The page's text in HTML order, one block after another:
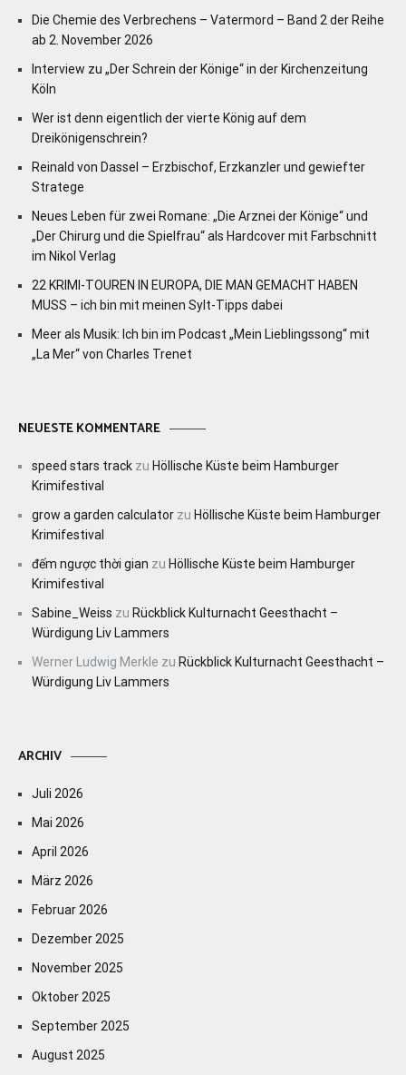
Die Chemie des Verbrechens – Vatermord – Band 2 der Reihe
ab 2. November 2026
Interview zu „Der Schrein der Könige“ in der Kirchenzeitung
Köln
Wer ist denn eigentlich der vierte König auf dem
Dreikönigenschrein?
Reinald von Dassel – Erzbischof, Erzkanzler und gewiefter
Stratege
Neues Leben für zwei Romane: „Die Arznei der Könige“ und
„Der Chirurg und die Spielfrau“ als Hardcover mit Farbschnitt
im Nikol Verlag
22 KRIMI-TOUREN IN EUROPA, DIE MAN GEMACHT HABEN
MUSS – ich bin mit meinen Sylt-Tipps dabei
Meer als Musik: Ich bin im Podcast „Mein Lieblingssong“ mit
„La Mer“ von Charles Trenet
NEUESTE KOMMENTARE
speed stars track zu Höllische Küste beim Hamburger
Krimifestival
grow a garden calculator zu Höllische Küste beim Hamburger
Krimifestival
đếm ngược thời gian zu Höllische Küste beim Hamburger
Krimifestival
Sabine_Weiss zu Rückblick Kulturnacht Geesthacht –
Würdigung Liv Lammers
Werner Ludwig Merkle zu Rückblick Kulturnacht Geesthacht –
Würdigung Liv Lammers
ARCHIV
Juli 2026
Mai 2026
April 2026
März 2026
Februar 2026
Dezember 2025
November 2025
Oktober 2025
September 2025
August 2025